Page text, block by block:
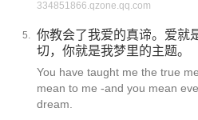
334851866.qzone.qq.com
你教会了我爱的真谛。爱
切，你就是我梦里的主题。
You have taught me the true
mean to me -and you mean
dream.